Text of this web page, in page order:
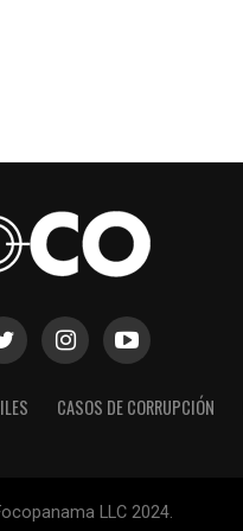
CASOS DE CORRUPCIÓN
LLC 2024.